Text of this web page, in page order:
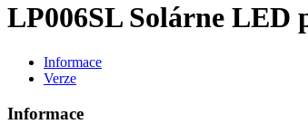
LP006SL Solárne LED
Informace
Verze
Informace